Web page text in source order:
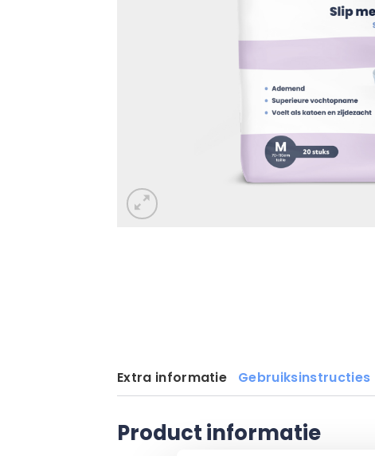
Extra informatie Gebruiksinstructies
Product informatie